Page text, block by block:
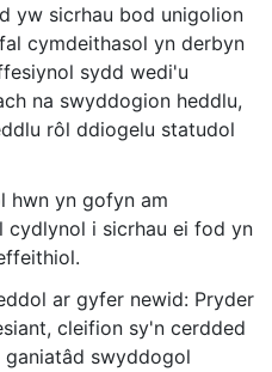
yw sicrhau bod unigolion
cymdeithasol yn derbyn
sydd wedi'u
na swyddogion heddlu,
rôl ddiogelu statudol
hwn yn gofyn am
cydlynol i sicrhau ei fod yn
ar gyfer newid: Pryder
cleifion sy'n cerdded
ganiatâd swyddogol